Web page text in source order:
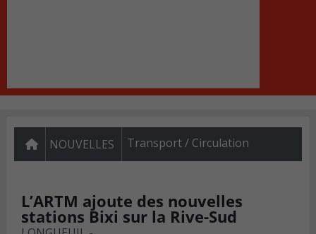
NOUVELLES Transport / Circulation
L’ARTM ajoute des nouvelles
stations Bixi sur la Rive-Sud